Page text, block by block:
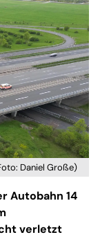
Daniel Große)
Autobahn 14
verletzt